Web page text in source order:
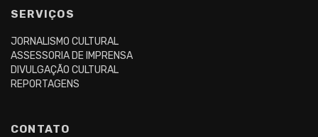
SERVIÇOS
JORNALISMO CULTURAL
ASSESSORIA DE IMPRENSA
DIVULGAÇÃO CULTURAL
REPORTAGENS
CONTATO